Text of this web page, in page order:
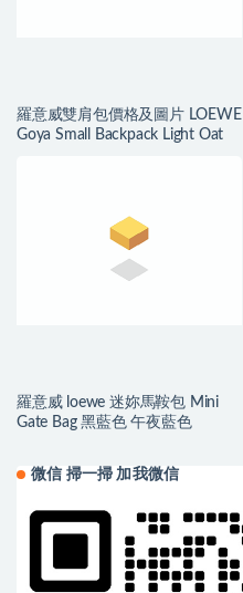
羅意威雙肩包價格及圖片 LOEWE
Goya Small Backpack Light Oat
羅意威 loewe 迷妳馬鞍包 Mini
Gate Bag 黑藍色 午夜藍色
微信 掃一掃 加我微信